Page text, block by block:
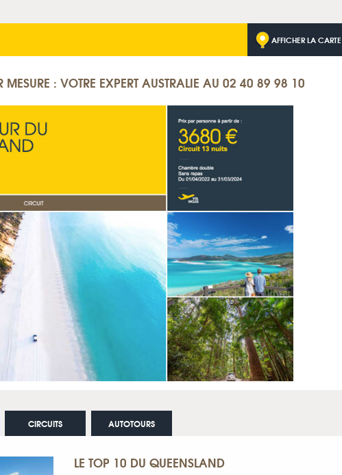
AFFICHER LA CARTE
: VOTRE EXPERT AUSTRALIE AU 02 40 89 98 10
LE TOP 10 DU QUEENSLAND
CIRCUITS AUTOTOURS